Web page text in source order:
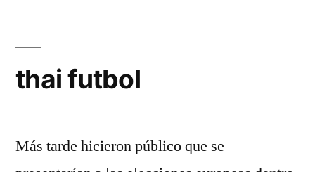
thai futbol
Más tarde hicieron público que se